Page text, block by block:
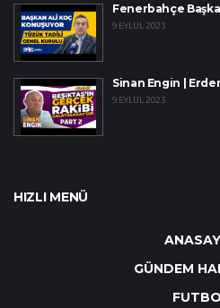
Fenerbahçe
9 EYLÜL 2023
Sinan Engin |
9 EYLÜL 2023
HIZLI MENÜ
GÜNDEM